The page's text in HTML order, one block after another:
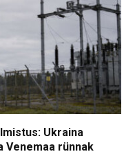
Ukraina
Venemaa rünnak